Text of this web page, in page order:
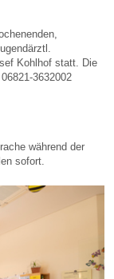
Kohlhof statt. Die
3632002
während der
sofort.